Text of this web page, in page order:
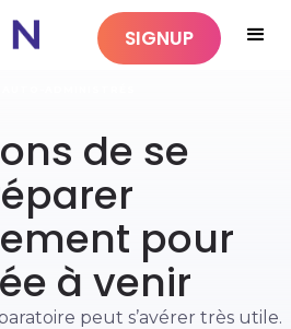
SIGNUP
de se
pour
à venir
peut s’avérer très utile.